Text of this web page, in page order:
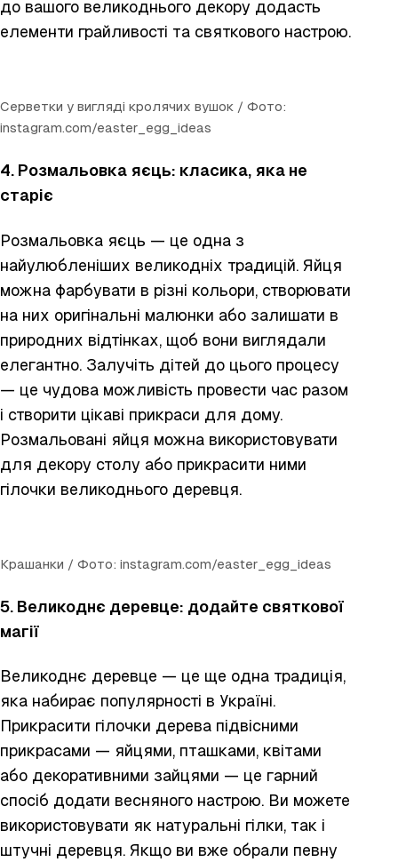
до вашого великоднього декору додасть
елементи грайливості та святкового настрою.
Серветки у вигляді кролячих вушок / Фото:
instagram.com/easter_egg_ideas
4. Розмальовка яєць: класика, яка не
старіє
Розмальовка яєць — це одна з
найулюбленіших великодніх традицій. Яйця
можна фарбувати в різні кольори, створювати
на них оригінальні малюнки або залишати в
природних відтінках, щоб вони виглядали
елегантно. Залучіть дітей до цього процесу
— це чудова можливість провести час разом
і створити цікаві прикраси для дому.
Розмальовані яйця можна використовувати
для декору столу або прикрасити ними
гілочки великоднього деревця.
Крашанки / Фото: instagram.com/easter_egg_ideas
5. Великоднє деревце: додайте святкової
магії
Великоднє деревце — це ще одна традиція,
яка набирає популярності в Україні.
Прикрасити гілочки дерева підвісними
прикрасами — яйцями, пташками, квітами
або декоративними зайцями — це гарний
спосіб додати весняного настрою. Ви можете
використовувати як натуральні гілки, так і
штучні деревця. Якщо ви вже обрали певну